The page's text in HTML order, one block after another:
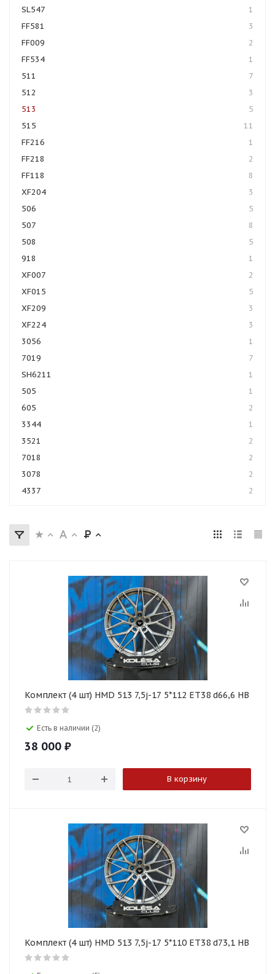
SL547
1
FF581
3
FF009
2
FF534
1
511
7
512
3
513
5
515
11
FF216
1
FF218
2
FF118
8
XF204
3
506
5
507
8
508
5
918
1
XF007
2
XF015
5
XF209
3
XF224
3
3056
1
7019
7
SH6211
1
505
1
605
2
3344
1
3521
2
7018
2
3078
2
4337
2
Комплект (4 шт) HMD 513 7,5j-17 5*112 ET38 d66,6 HB
Есть в наличии (2)
38 000 ₽
В корзину
Комплект (4 шт) HMD 513 7,5j-17 5*110 ET38 d73,1 HB